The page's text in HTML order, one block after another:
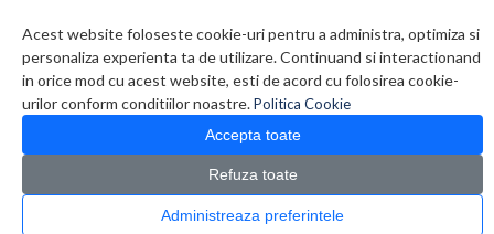
Acest website foloseste cookie-uri pentru a administra, optimiza si
personaliza experienta ta de utilizare. Continuand si interactionand
in orice mod cu acest website, esti de acord cu folosirea cookie-
urilor conform conditiilor noastre.Politica Cookie
Accepta toate
Refuza toate
Administreaza preferintele
0 produs(e)
CATALOG PRODUSE
> Cabluri > Gembird patchcord RJ45, cat.5e, FTP, 0.5m,